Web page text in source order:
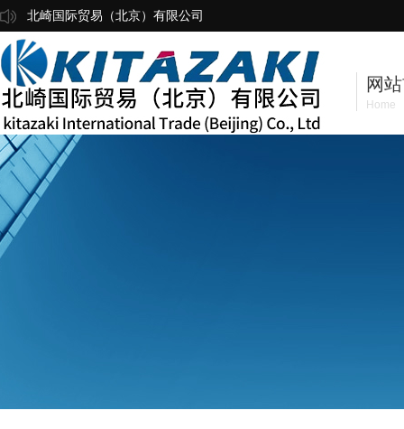
北崎国际贸易（北京）有限公司
网
Home